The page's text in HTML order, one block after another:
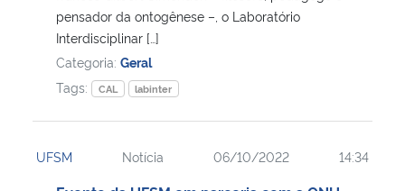
Secretaria-Geral
Secretaria de Governo
Advocacia-Geral da União
pensador da ontogênese –, o Laboratório
Interdisciplinar […]
Categoria: Geral
Tags:
CAL labinter
UFSM Notícia 06/10/2022 14:34